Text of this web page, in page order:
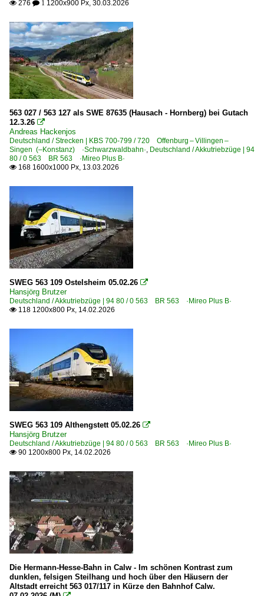
 276  1 1200x900 Px, 30.03.2026
563 027 / 563 127 als SWE 87635 (Hausach - Hornberg) bei Gutach
12.3.26 
Andreas Hackenjos
Deutschland / Strecken | KBS 700-799 / 720 Offenburg – Villingen –
Singen (–Konstanz) ·Schwarzwaldbahn·, Deutschland / Akkutriebzüge | 94
80 / 0 563 BR 563 ·Mireo Plus B·
 168 1600x1000 Px, 13.03.2026
SWEG 563 109 Ostelsheim 05.02.26 
Hansjörg Brutzer
Deutschland / Akkutriebzüge | 94 80 / 0 563 BR 563 ·Mireo Plus B·
 118 1200x800 Px, 14.02.2026
SWEG 563 109 Althengstett 05.02.26 
Hansjörg Brutzer
Deutschland / Akkutriebzüge | 94 80 / 0 563 BR 563 ·Mireo Plus B·
 90 1200x800 Px, 14.02.2026
Die Hermann-Hesse-Bahn in Calw - Im schönen Kontrast zum
dunklen, felsigen Steilhang und hoch über den Häusern der
Altstadt erreicht 563 017/117 in Kürze den Bahnhof Calw.